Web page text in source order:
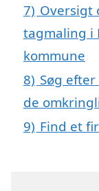
7) Oversigt
tagmaling i
kommune
8) Søg
de
9) Find et